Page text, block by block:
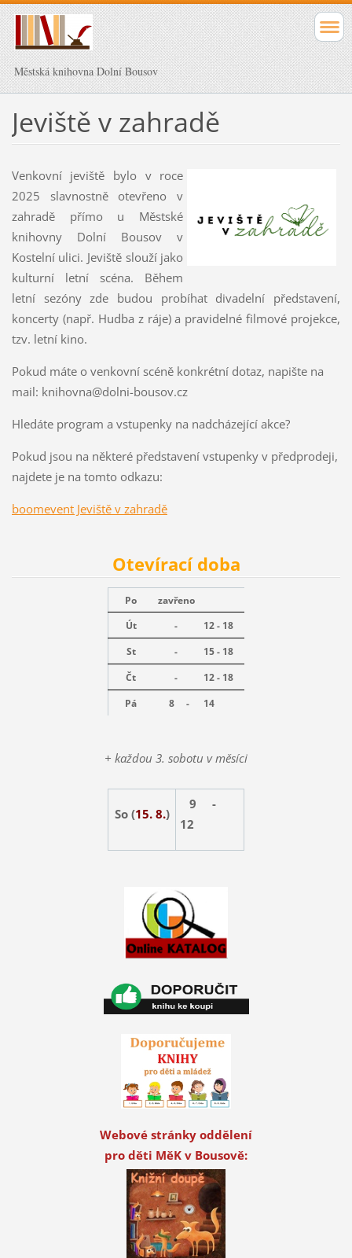
Městská knihovna Dolní Bousov
Jeviště v zahradě
Venkovní jeviště bylo v roce
2025 slavnostně otevřeno v
zahradě přímo u Městské
knihovny Dolní Bousov v
Kostelní ulici. Jeviště slouží jako
kulturní letní scéna. Během
letní sezóny zde budou probíhat divadelní představení,
koncerty (např. Hudba z ráje) a pravidelné filmové projekce,
tzv. letní kino.
Pokud máte o venkovní scéně konkrétní dotaz, napište na
mail: knihovna@dolni-bousov.cz
Hledáte program a vstupenky na nadcházející akce?
Pokud jsou na některé představení vstupenky v předprodeji,
najdete je na tomto odkazu:
boomevent Jeviště v zahradě
Otevírací doba
Po
zavřeno
Út
-
12 - 18
St
-
15 - 18
Čt
-
12 - 18
Pá
8 - 14
+ každou 3. sobotu v měsíci
So (15. 8.)
9 -
12
Webové stránky oddělení
pro děti MěK v Bousově: